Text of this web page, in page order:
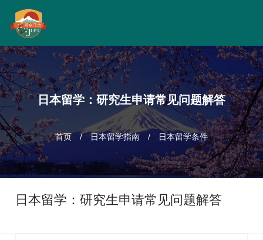
日本留学：研究生申请常见问题解答
首页 /日本留学指南 / 日本留学条件
日本留学：研究生申请常见问题解答